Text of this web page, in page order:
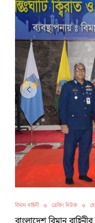
বিমান বাহিনী ব্রেকিং নিউজ